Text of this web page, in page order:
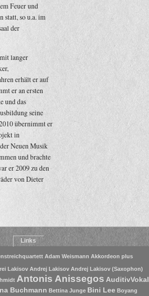
Feuer und
statt, so u.a. im
der
langer
erhält er auf
er an ersten
und das
seine
übernimmt er
in
Neuen Musik
und brachte
er 2009 zu den
von Dieter
Links
Adam Weismann Akkordeon plus
Lakisov Andrej Lakisov Andrej Lakisov (Saxophon)
Antonis Anissegos AuditivVokal
Buchmann Bettina Junge Bini Lee Boyang